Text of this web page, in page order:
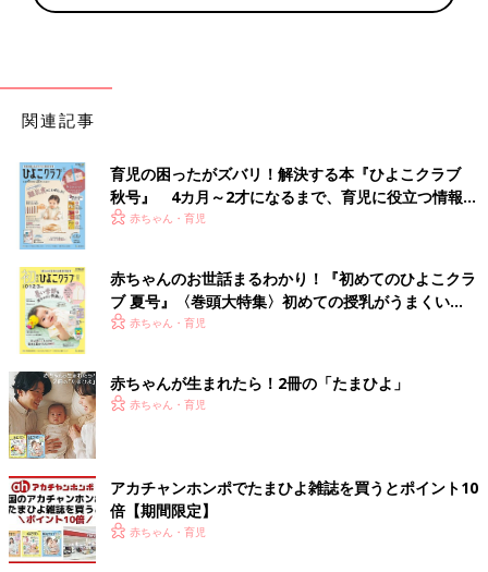
関連記事
育児の困ったがズバリ！解決する本『ひよこクラブ
秋号』 4カ月～2才になるまで、育児に役立つ情報が
いっぱい！
赤ちゃん・育児
赤ちゃんのお世話まるわかり！『初めてのひよこクラ
ブ 夏号』〈巻頭大特集〉初めての授乳がうまくい
く！ おっぱい・ミルクの基本と夏のトラブル 解決テ
赤ちゃん・育児
赤ちゃんが生まれたら！2冊の「たまひよ」
赤ちゃん・育児
アカチャンホンポでたまひよ雑誌を買うとポイント10
倍【期間限定】
赤ちゃん・育児